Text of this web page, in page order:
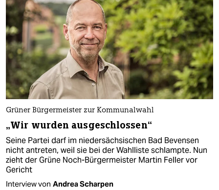
Grüner Bürgermeister zur Kommunalwahl
„Wir wurden ausgeschlossen“
Seine Partei darf im niedersächsischen Bad Bevensen
nicht antreten, weil sie bei der Wahlliste schlampte. Nun
zieht der Grüne Noch-Bürgermeister Martin Feller vor
Gericht
Interview von Andrea Scharpen